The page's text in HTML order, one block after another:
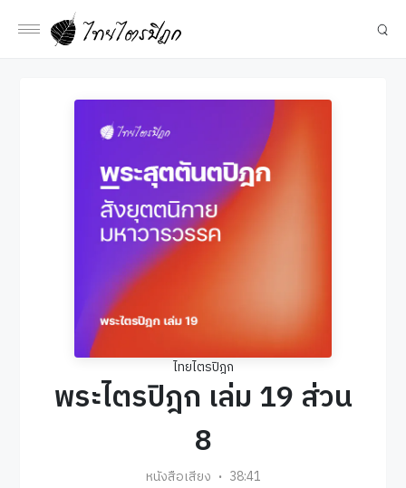
ไทยไตรปิฎก
พระไตรปิฎก เล่ม 19 ส่วน
8
หนังสือเสียง 38:41